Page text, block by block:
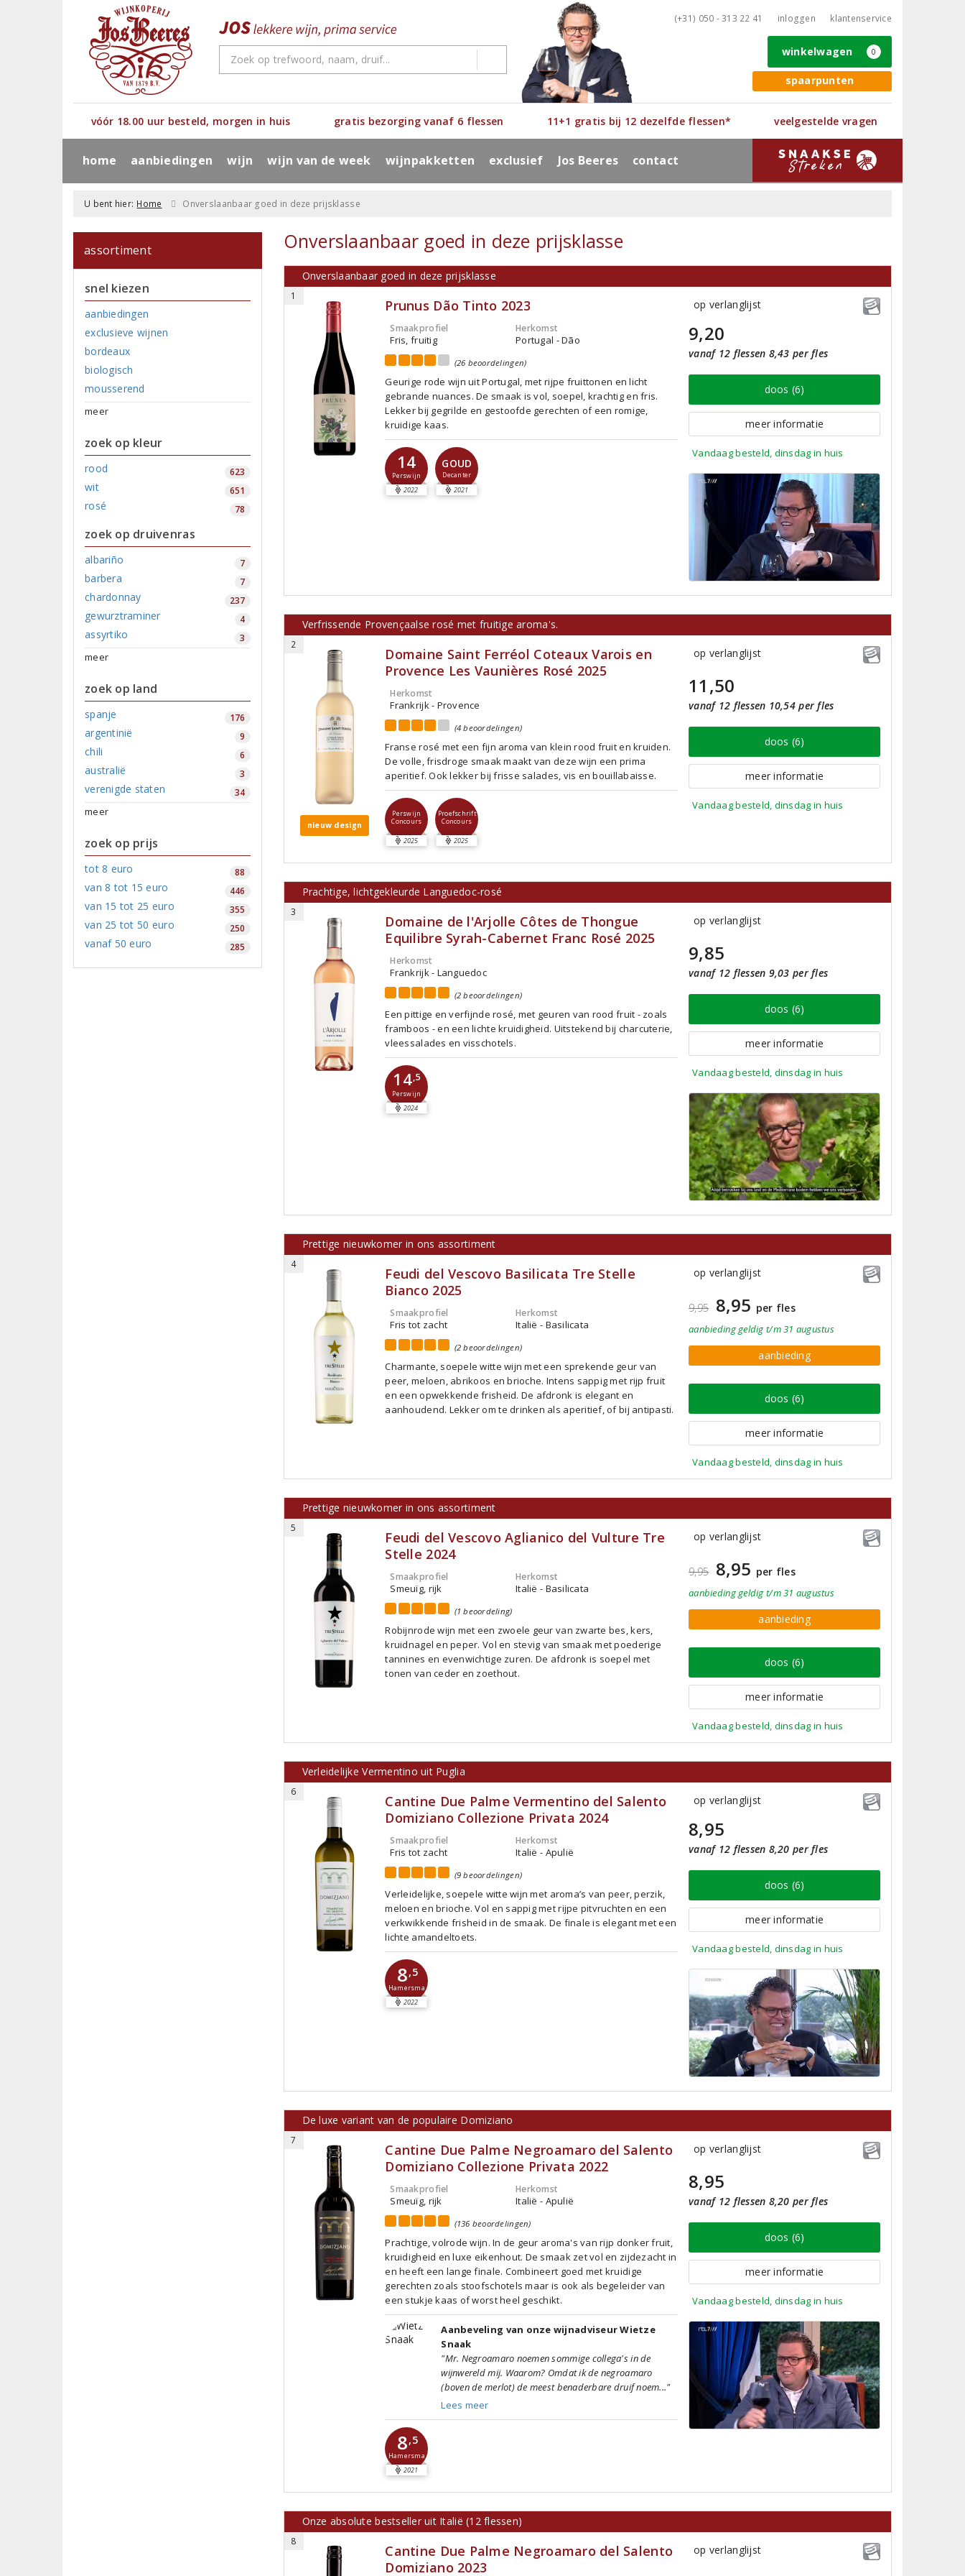
(+31) 050 - 313 22 41 inloggen klantenservice
spaarpunten
winkelwagen 0
vóór 18.00 uur besteld, morgen in huis gratis bezorging vanaf 6 flessen 11+1 gratis bij 12 dezelfde flessen* veelgestelde vragen
home aanbiedingen wijn wijn van de week wijnpakketten exclusief Jos Beeres contact
U bent hier: Home Onverslaanbaar goed in deze prijsklasse
assortiment
snel kiezen
aanbiedingen
exclusieve wijnen
bordeaux
biologisch
mousserend
meer
zoek op kleur
rood 623
wit 651
rosé 78
zoek op druivenras
albariño 7
barbera 7
chardonnay 237
gewurztraminer 4
assyrtiko 3
meer
zoek op land
spanje 176
argentinië 9
chili 6
australië 3
verenigde staten 34
meer
zoek op prijs
tot 8 euro 88
van 8 tot 15 euro 446
van 15 tot 25 euro 355
van 25 tot 50 euro 250
vanaf 50 euro 285
Onverslaanbaar goed in deze prijsklasse
Onverslaanbaar goed in deze prijsklasse
1
Prunus Dão Tinto 2023
Smaakprofiel
Fris, fruitig
Herkomst
Portugal - Dão
(26 beoordelingen)
Geurige rode wijn uit Portugal, met rijpe fruittonen en licht
gebrande nuances. De smaak is vol, soepel, krachtig en fris.
Lekker bij gegrilde en gestoofde gerechten of een romige,
kruidige kaas.
14
Perswijn
2022
GOUD
Decanter
2021
op verlanglijst
9,20
vanaf 12 flessen 8,43 per fles
doos (6)
meer informatie
Vandaag besteld, dinsdag in huis
Verfrissende Provençaalse rosé met fruitige aroma's.
2
nieuw design
Domaine Saint Ferréol Coteaux Varois en
Provence Les Vaunières Rosé 2025
Herkomst
Frankrijk - Provence
(4 beoordelingen)
Franse rosé met een fijn aroma van klein rood fruit en kruiden.
De volle, frisdroge smaak maakt van deze wijn een prima
aperitief. Ook lekker bij frisse salades, vis en bouillabaisse.
Perswijn
Concours
2025
Proefschrift
Concours
2025
op verlanglijst
11,50
vanaf 12 flessen 10,54 per fles
doos (6)
meer informatie
Vandaag besteld, dinsdag in huis
Prachtige, lichtgekleurde Languedoc-rosé
3
Domaine de l'Arjolle Côtes de Thongue
Equilibre Syrah-Cabernet Franc Rosé 2025
Herkomst
Frankrijk - Languedoc
(2 beoordelingen)
Een pittige en verfijnde rosé, met geuren van rood fruit - zoals
framboos - en een lichte kruidigheid. Uitstekend bij charcuterie,
vleessalades en visschotels.
14,5
Perswijn
2024
op verlanglijst
9,85
vanaf 12 flessen 9,03 per fles
doos (6)
meer informatie
Vandaag besteld, dinsdag in huis
Prettige nieuwkomer in ons assortiment
4
Feudi del Vescovo Basilicata Tre Stelle
Bianco 2025
Smaakprofiel
Fris tot zacht
Herkomst
Italië - Basilicata
(2 beoordelingen)
Charmante, soepele witte wijn met een sprekende geur van
peer, meloen, abrikoos en brioche. Intens sappig met rijp fruit
en een opwekkende frisheid. De afdronk is elegant en
aanhoudend. Lekker om te drinken als aperitief, of bij antipasti.
op verlanglijst
9,95 8,95 per fles
aanbiedinggeldig t/m 31 augustus
aanbieding
doos (6)
meer informatie
Vandaag besteld, dinsdag in huis
Prettige nieuwkomer in ons assortiment
5
Feudi del Vescovo Aglianico del Vulture Tre
Stelle 2024
Smaakprofiel
Smeuïg, rijk
Herkomst
Italië - Basilicata
(1 beoordeling)
Robijnrode wijn met een zwoele geur van zwarte bes, kers,
kruidnagel en peper. Vol en stevig van smaak met poederige
tannines en evenwichtige zuren. De afdronk is soepel met
tonen van ceder en zoethout.
op verlanglijst
9,95 8,95 per fles
aanbiedinggeldig t/m 31 augustus
aanbieding
doos (6)
meer informatie
Vandaag besteld, dinsdag in huis
Verleidelijke Vermentino uit Puglia
6
Cantine Due Palme Vermentino del Salento
Domiziano Collezione Privata 2024
Smaakprofiel
Fris tot zacht
Herkomst
Italië - Apulië
(9 beoordelingen)
Verleidelijke, soepele witte wijn met aroma’s van peer, perzik,
meloen en brioche. Vol en sappig met rijpe pitvruchten en een
verkwikkende frisheid in de smaak. De finale is elegant met een
lichte amandeltoets.
8,5
Hamersma
2022
op verlanglijst
8,95
vanaf 12 flessen 8,20 per fles
doos (6)
meer informatie
Vandaag besteld, dinsdag in huis
De luxe variant van de populaire Domiziano
7
Cantine Due Palme Negroamaro del Salento
Domiziano Collezione Privata 2022
Smaakprofiel
Smeuïg, rijk
Herkomst
Italië - Apulië
(136 beoordelingen)
Prachtige, volrode wijn. In de geur aroma's van rijp donker fruit,
kruidigheid en luxe eikenhout. De smaak zet vol en zijdezacht in
en heeft een lange finale. Combineert goed met kruidige
gerechten zoals stoofschotels maar is ook als begeleider van
een stukje kaas of worst heel geschikt.
Aanbeveling van onze wijnadviseur Wietze
Snaak
"Mr. Negroamaro noemen sommige collega's in de
wijnwereld mij. Waarom? Omdat ik de negroamaro
(boven de merlot) de meest benaderbare druif noem..."
Lees meer
8,5
Hamersma
2021
op verlanglijst
8,95
vanaf 12 flessen 8,20 per fles
doos (6)
meer informatie
Vandaag besteld, dinsdag in huis
Onze absolute bestseller uit Italië (12 flessen)
8
Cantine Due Palme Negroamaro del Salento
Domiziano 2023
op verlanglijst